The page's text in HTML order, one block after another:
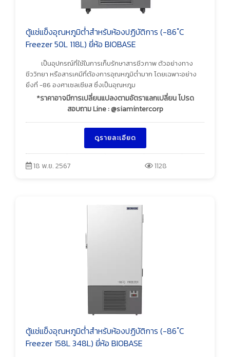
ตู้แช่แข็งอุณหภูมิต่ำสำหรับห้องปฏิบัติการ (-86 ํC
Freezer 50L 118L) ยี่ห้อ BIOBASE
เป็นอุปกรณ์ที่ใช้ในการเก็บรักษาสารชีวภาพ ตัวอย่างทาง
ชีววิทยา หรือสารเคมีที่ต้องการอุณหภูมิต่ำมาก โดยเฉพาะอย่าง
ยิ่งที่ -86 องศาเซลเซียส ซึ่งเป็นอุณหภูม
*ราคาอาจมีการเปลี่ยนแปลงตามอัตราแลกเปลี่ยน โปรด
สอบถาม Line : @siamintercorp
ดูรายละเอียด
18 พ.ย. 2567 1128
ตู้แช่แข็งอุณหภูมิต่ำสำหรับห้องปฏิบัติการ (-86 ํC
Freezer 158L 348L) ยี่ห้อ BIOBASE